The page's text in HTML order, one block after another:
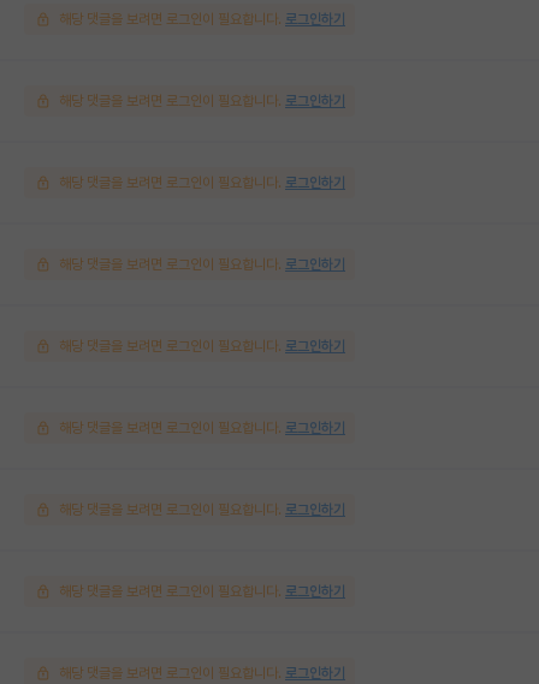
해당 댓글을 보려면 로그인이 필요합니다. 로그인하기
해당 댓글을 보려면 로그인이 필요합니다. 로그인하기
해당 댓글을 보려면 로그인이 필요합니다. 로그인하기
해당 댓글을 보려면 로그인이 필요합니다. 로그인하기
해당 댓글을 보려면 로그인이 필요합니다. 로그인하기
해당 댓글을 보려면 로그인이 필요합니다. 로그인하기
해당 댓글을 보려면 로그인이 필요합니다. 로그인하기
해당 댓글을 보려면 로그인이 필요합니다. 로그인하기
해당 댓글을 보려면 로그인이 필요합니다. 로그인하기